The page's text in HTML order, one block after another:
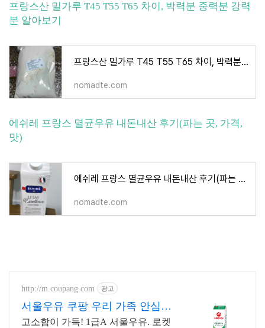
프랑스산 밀가루 T45 T55 T65 차이, 박력분 중력분 강력
분 알아보기
프랑스산 밀가루 T45 T55 T65 차이, 박력분 중력분 강력분 알아보기
nomadte.com
에쉬레 프랑스 멸균우유 내돈내산 후기(파는 곳, 가격,
맛)
에쉬레 프랑스 멸균우유 내돈내산 후기(파는 곳, 가격, 맛)
nomadte.com
http://m.coupang.com 광고
서울우유 쿠팡 우리 가족 안심
우유
고소함이 가득! 1급A 서울우유. 로켓